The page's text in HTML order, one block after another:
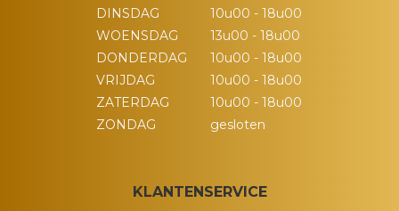
DINSDAG
10u00 - 18u00
WOENSDAG
13u00 - 18u00
DONDERDAG
10u00 - 18u00
VRIJDAG
10u00 - 18u00
ZATERDAG
10u00 - 18u00
ZONDAG
gesloten
KLANTENSERVICE